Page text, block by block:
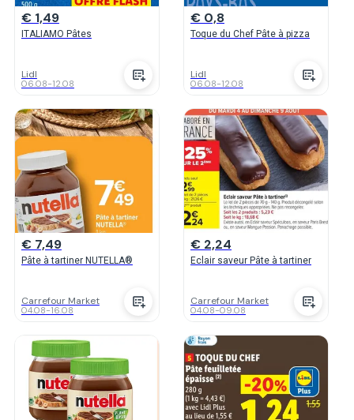
€ 1,49
ITALIAMO Pâtes
Lidl
06.08-12.08
€ 0,8
Toque du Chef Pâte à pizza
Lidl
06.08-12.08
€ 7,49
Pâte à tartiner NUTELLA®
Carrefour Market
04.08-16.08
€ 2,24
Eclair saveur Pâte à tartiner
Carrefour Market
04.08-09.08